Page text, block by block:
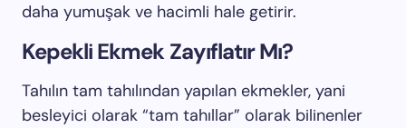
daha yumuşak ve hacimli hale getirir.
Kepekli Ekmek Zayıflatır Mı?
Tahılın tam tahılından yapılan ekmekler, yani
besleyici olarak “tam tahıllar” olarak bilinenler